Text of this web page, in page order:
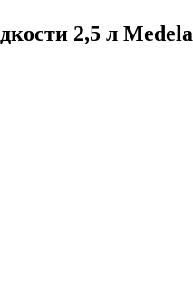
2,5 л Medela